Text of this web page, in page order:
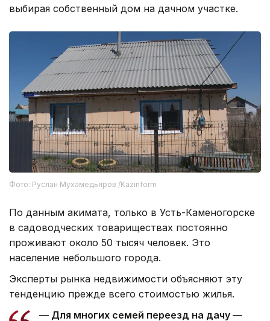
выбирая собственный дом на дачном участке.
Фото: Руслан Мухамедьяров /Kazinform
По данным акимата, только в Усть-Каменогорске
в садоводческих товариществах постоянно
проживают около 50 тысяч человек. Это
население небольшого города.
Эксперты рынка недвижимости объясняют эту
тенденцию прежде всего стоимостью жилья.
— Для многих семей переезд на дачу —